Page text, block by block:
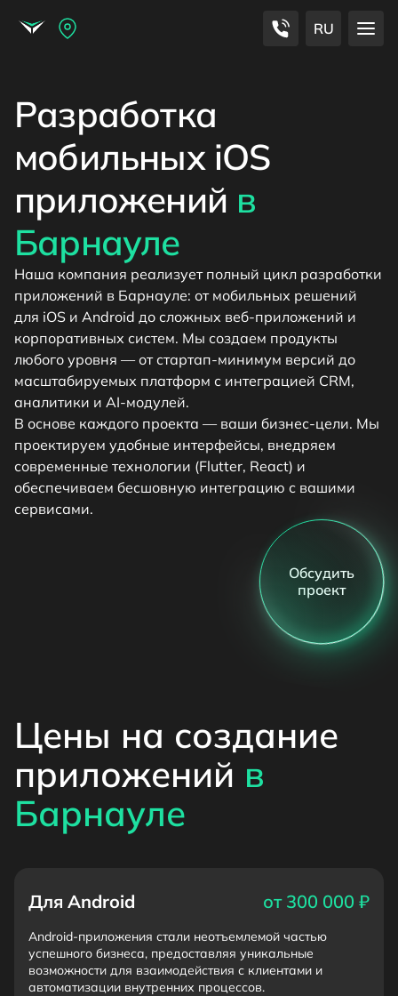
RU
Разработка
мобильных iOS
приложений в
Барнауле
Наша компания реализует полный цикл разработки
приложений в Барнауле: от мобильных решений
для iOS и Android до сложных веб-приложений и
корпоративных систем. Мы создаем продукты
любого уровня — от стартап-минимум версий до
масштабируемых платформ с интеграцией CRM,
аналитики и AI-модулей.
В основе каждого проекта — ваши бизнес-цели. Мы
проектируем удобные интерфейсы, внедряем
современные технологии (Flutter, React) и
обеспечиваем бесшовную интеграцию с вашими
сервисами.
Обсудить
проект
Цены на создание
приложений в
Барнауле
Для Android от 300 000 ₽
Android-приложения стали неотъемлемой частью
успешного бизнеса, предоставляя уникальные
возможности для взаимодействия с клиентами и
автоматизации внутренних процессов.